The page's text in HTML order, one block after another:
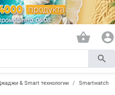
shopping_basket account_circle
search
& Smart технологии Smartwatch